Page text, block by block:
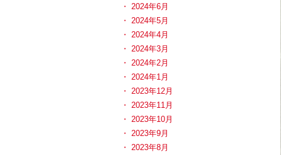
2024年6月
2024年5月
2024年4月
2024年3月
2024年2月
2024年1月
2023年12月
2023年11月
2023年10月
2023年9月
2023年8月